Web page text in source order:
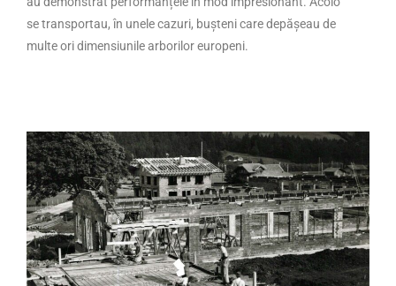
se transportau, în unele cazuri, bușteni care depășeau de
multe ori dimensiunile arborilor europeni.